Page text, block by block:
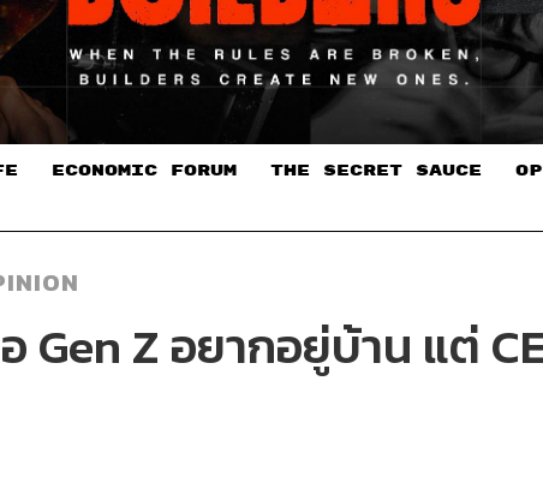
ECONOMIC FORUM THE SECRET SAUCE​
Gen Z อยากอยู่บ้าน แต่